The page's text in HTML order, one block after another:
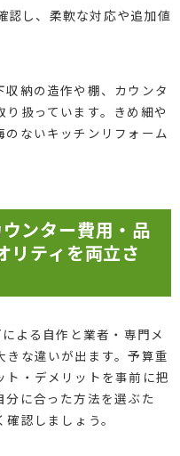
認し、柔軟な対応や追加値
納の造作や棚、カウンタ
扱っています。きめ細や
ないキッチンリフォーム
ンター費用・品
リティを両立さ
よる自作と業者・専門メ
な違いが出ます。予算重
・デメリットを事前に把
に合った方法を選ぶた
認しましょう。